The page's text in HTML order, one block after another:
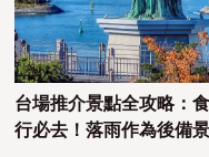
台場推介景點全攻略：
行必去！落雨作為後備